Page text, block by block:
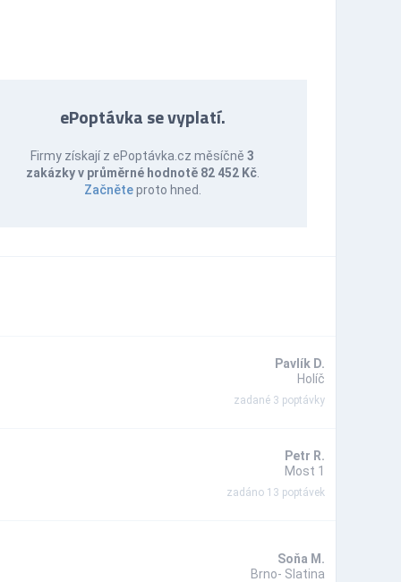
ePoptávka se vyplatí.
Firmy získají z ePoptávka.cz měsíčně3
zakázky v průměrné hodnotě 82 452 Kč.
Začněteproto hned.
Pavlík D.
Holíč
zadané 3 poptávky
Petr R.
Most 1
zadáno 13 poptávek
Soňa M.
Brno- Slatina